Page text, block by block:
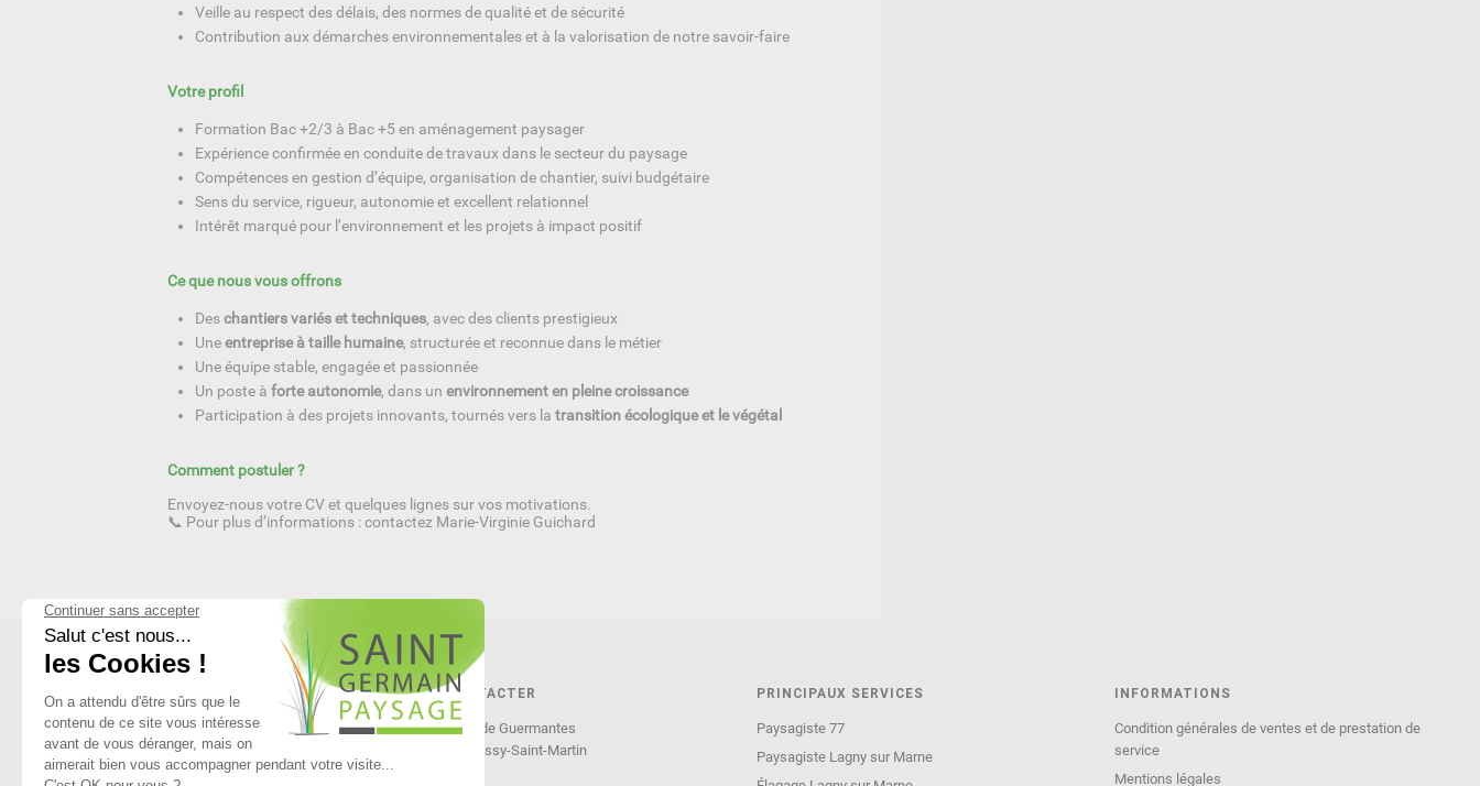
Veille au respect des délais, des normes de qualité et de sécurité
Contribution aux démarches environnementales et à la valorisation de notre savoir-faire
Votre profil
Formation Bac +2/3 à Bac +5 en aménagement paysager
Expérience confirmée en conduite de travaux dans le secteur du paysage
Compétences en gestion d’équipe, organisation de chantier, suivi budgétaire
Sens du service, rigueur, autonomie et excellent relationnel
Intérêt marqué pour l’environnement et les projets à impact positif
Ce que nous vous offrons
Deschantiers variés et techniques, avec des clients prestigieux
Uneentreprise à taille humaine, structurée et reconnue dans le métier
Une équipe stable, engagée et passionnée
Un poste à forte autonomie, dans un environnement en pleine croissance
Participation à des projets innovants, tournés vers la transition écologique et le végétal
Comment postuler ?
Envoyez-nous votre CV et quelques lignes sur vos motivations.
📞 Pour plus d’informations : contactez Marie-Virginie Guichard
NOUS CONTACTER
1 ter rue de Guermantes
77600 Bussy-Saint-Martin
PRINCIPAUX SERVICES
Paysagiste 77
Paysagiste Lagny sur Marne
INFORMATIONS
Condition générales de ventes et de prestation de
service
Mentions légales